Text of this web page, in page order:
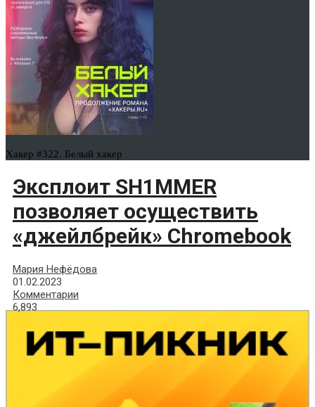
Хакер #322. Белый хакер
Эксплоит SH1MMER
позволяет осуществить
«джейлбрейк» Chromebook
Мария Нефёдова
01.02.2023
Комментарии
6,893